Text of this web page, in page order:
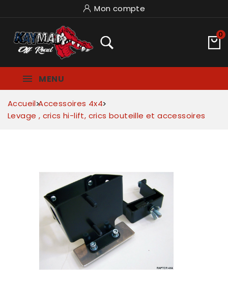
Mon compte
0
MENU
Accueil Accessoires 4x4
Levage , crics hi-lift, crics bouteille et accessoires